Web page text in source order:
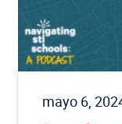
mayo 6,